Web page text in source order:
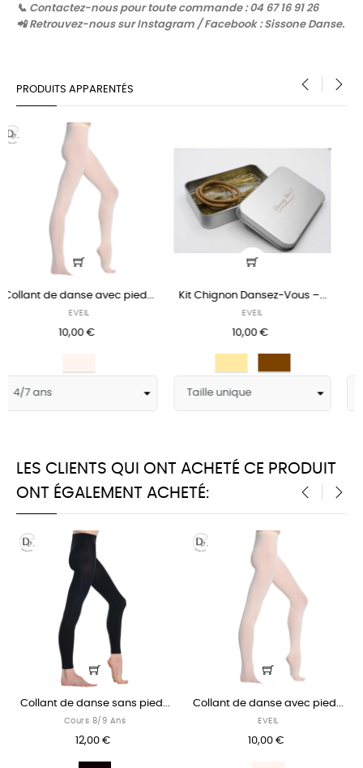
📞 Contactez-nous pour toute commande : 04 67 16 91 26
📲 Retrouvez-nous sur Instagram / Facebook : Sissone Danse.
PRODUITS APPARENTÉS
Vous –... Justaucorps de danse... EVEIL – Pack de
49,00 €
LES CLIENTS QUI ONT ACHETÉ CE PRODUIT
ONT ÉGALEMENT ACHETÉ:
Collant de danse sans pied...
Cours 8/9 Ans
12,00 €
Collant de danse avec pied...
EVEIL
10,00 €